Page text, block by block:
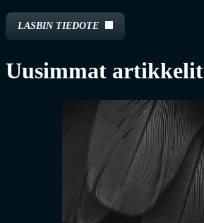
LASBIN TIEDOTE
Uusimmat artikkelit